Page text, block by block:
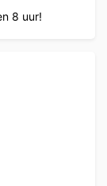
8 uur!